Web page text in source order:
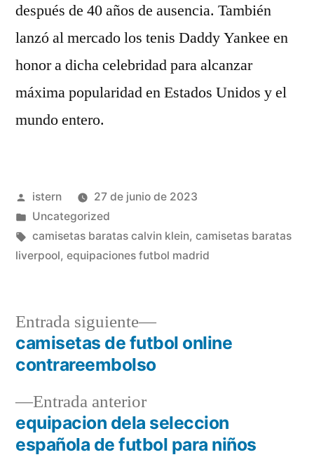
después de 40 años de ausencia. También
lanzó al mercado los tenis Daddy Yankee en
honor a dicha celebridad para alcanzar
máxima popularidad en Estados Unidos y el
mundo entero.
Publicado
por
istern
27 de junio de 2023
Publicado
en
Uncategorized
Etiquetas:
camisetas baratas calvin klein, camisetas baratas
liverpool, equipaciones futbol madrid
Navegación
entradas
Entrada anteriorEntrada
anterior:
equipacion dela seleccion
española de futbol para niños
Entrada siguiente
Entrada
siguiente:
camisetas de futbol online
contrareembolso